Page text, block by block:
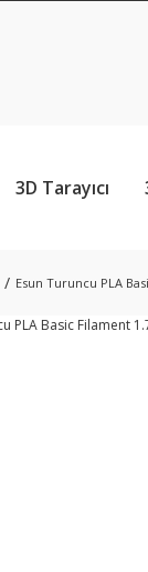
3D Tarayıcı
Esun Turuncu PLA